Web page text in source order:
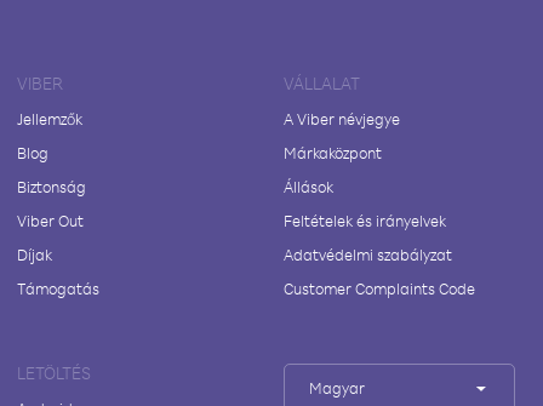
VIBER
Jellemzők
Blog
Biztonság
Viber Out
Díjak
Támogatás
VÁLLALAT
A Viber névjegye
Márkaközpont
Állások
Feltételek és irányelvek
Adatvédelmi szabályzat
Customer Complaints Code
LETÖLTÉS
Magyar